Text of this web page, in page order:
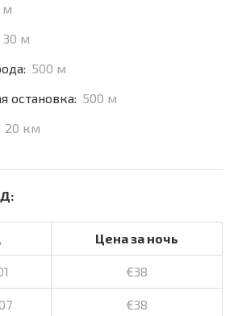
м
30 м
500 м
остановка: 500 м
20 км
Цена за ночь
€38
€38